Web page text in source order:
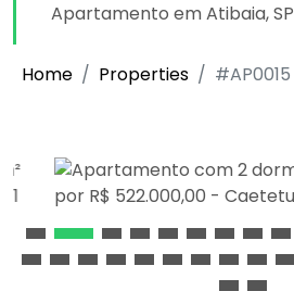
Apartamento em Atibaia, SP
Home Properties #AP0015